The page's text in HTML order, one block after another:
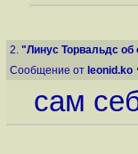
2. "Линус Торвальдс об
Сообщение от leonid.ko
сам